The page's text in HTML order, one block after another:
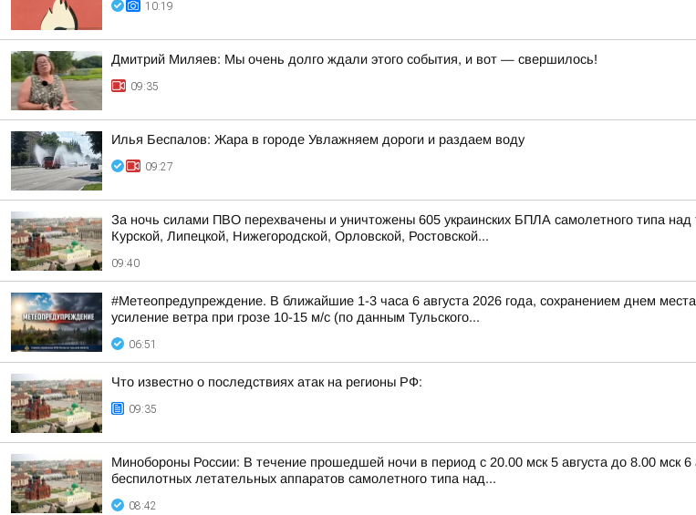
10:19
Дмитрий Миляев: Мы очень долго ждали этого события, и вот — свершилось!
09:35
Илья Беспалов: Жара в городе Увлажняем дороги и раздаем воду
09:27
За ночь силами ПВО перехвачены и уничтожены 605 украинских БПЛА самолетного типа
Курской, Липецкой, Нижегородской, Орловской, Ростовской...
09:40
#Метеопредупреждение. В ближайшие 1-3 часа 6 августа 2026 года, сохранением днем
усиление ветра при грозе 10-15 м/с (по данным Тульского...
06:51
Что известно о последствиях атак на регионы РФ:
09:35
Минобороны России: В течение прошедшей ночи в период с 20.00 мск 5 августа до 8.00 мск
беспилотных летательных аппаратов самолетного типа над...
08:42